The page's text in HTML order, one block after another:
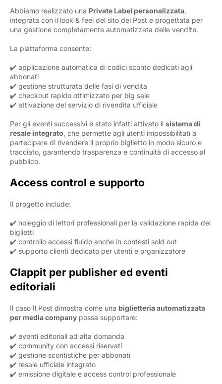
Abbiamo realizzato una Private Label personalizzata,
integrata con il look & feel del sito del Post e progettata per
una gestione completamente automatizzata delle vendite.
La piattaforma consente:
✔️ applicazione automatica di codici sconto dedicati agli
abbonati
✔️ gestione strutturata delle fasi di vendita
✔️ checkout rapido ottimizzato per big sale
✔️ attivazione del servizio di rivendita ufficiale
Per gli eventi successivi è stato infatti attivato il sistema di
resale integrato, che permette agli utenti impossibilitati a
partecipare di rivendere il proprio biglietto in modo sicuro e
tracciato, garantendo trasparenza e continuità di accesso al
pubblico.
Access control e supporto
Il progetto include:
✔️ noleggio di lettori professionali per la validazione rapida dei
biglietti
✔️ controllo accessi fluido anche in contesti sold out
✔️ supporto clienti dedicato per utenti e organizzatore
Clappit per publisher ed eventi
editoriali
Il caso Il Post dimostra come una biglietteria automatizzata
per media company possa supportare:
✔️ eventi editoriali ad alta domanda
✔️ community con accessi riservati
✔️ gestione scontistiche per abbonati
✔️ resale ufficiale integrato
✔️ emissione digitale e access control professionale